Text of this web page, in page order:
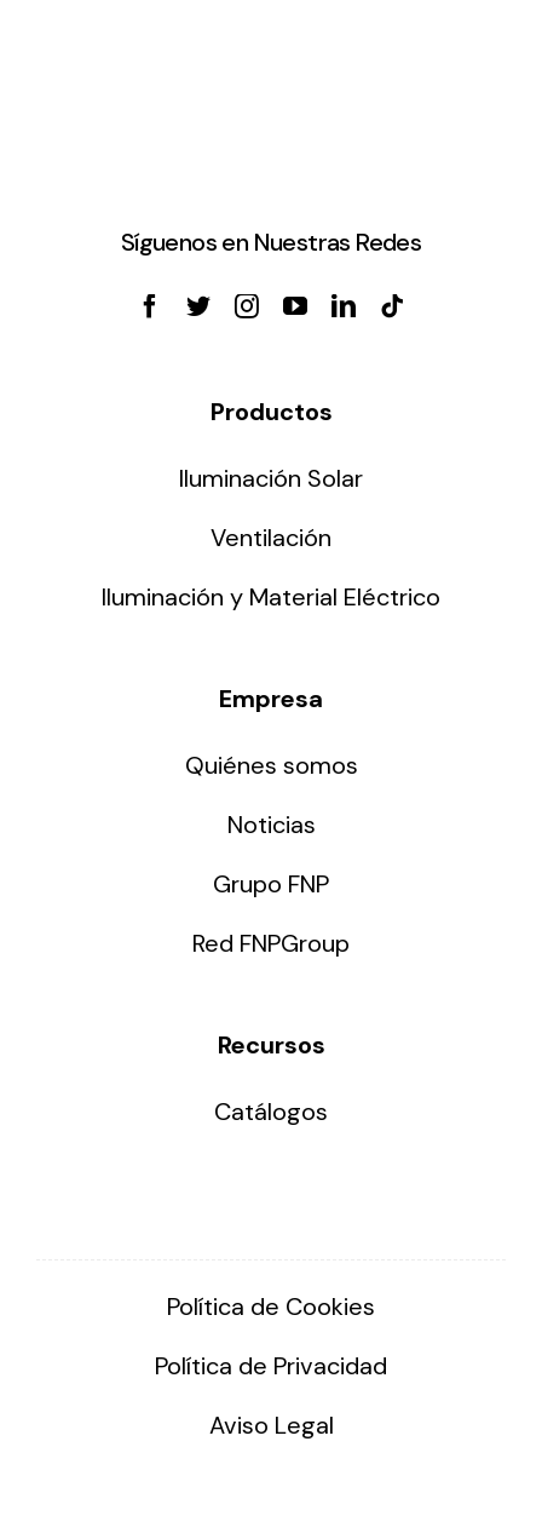
Síguenos en Nuestras Redes
Productos
Iluminación Solar
Ventilación
Iluminación y Material Eléctrico
Empresa
Quiénes somos
Noticias
Grupo FNP
Red FNPGroup
Recursos
Catálogos
Política de Cookies
Política de Privacidad
Aviso Legal